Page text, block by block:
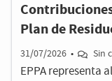
Plan de
31/07/2026 • Sin
EPPA representa